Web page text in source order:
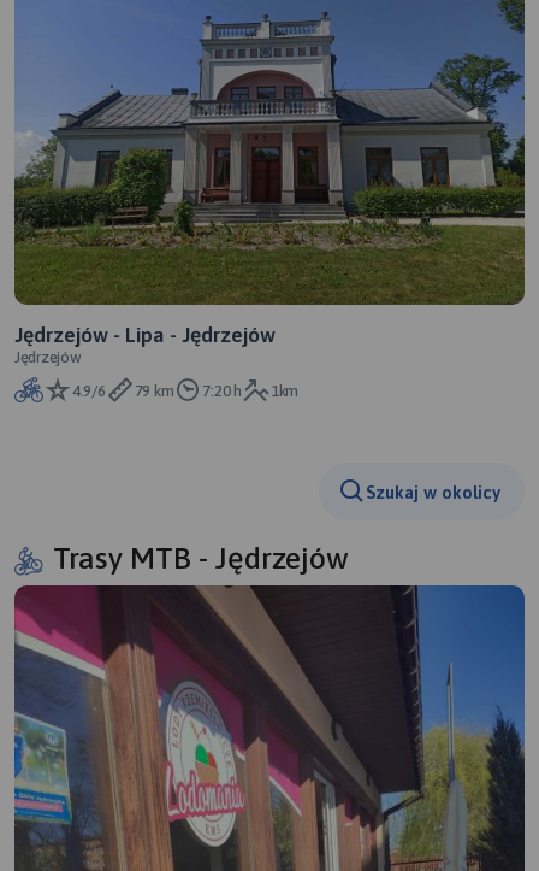
Jędrzejów - Lipa - Jędrzejów
Jędrzejów
4.9/6
79 km 7:20 h 1km
Szukaj w okolicy
Trasy MTB - Jędrzejów